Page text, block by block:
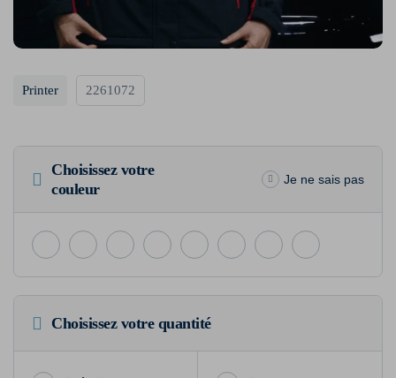
Printer 2261072
Choisissez votre
couleur
Je ne sais pas
Choisissez votre quantité